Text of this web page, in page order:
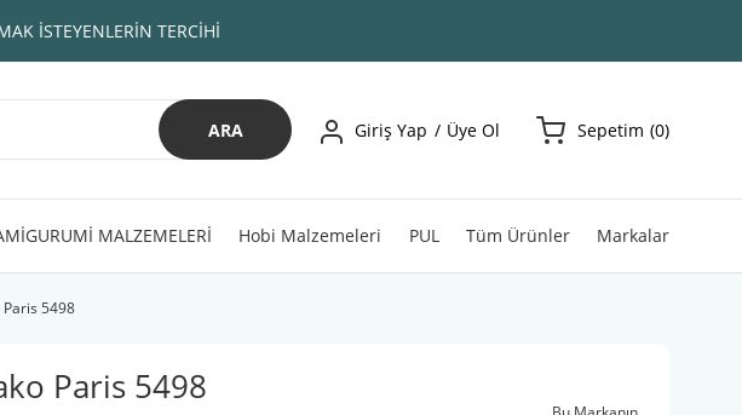
İSTEYENLERİN TERCİHİ
ARA Giriş Yap Üye Ol Sepetim 0
MALZEMELERİ Hobi Malzemeleri PUL Tüm Ürünler Markalar
Paris 5498
Paris 5498